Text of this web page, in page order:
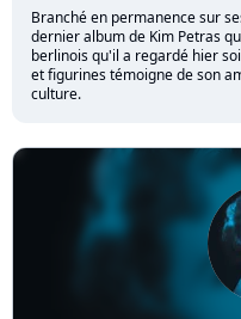
Branché en permanence sur
dernier album de Kim Petras
berlinois qu'il a regardé hier
et figurines témoigne de son
culture.